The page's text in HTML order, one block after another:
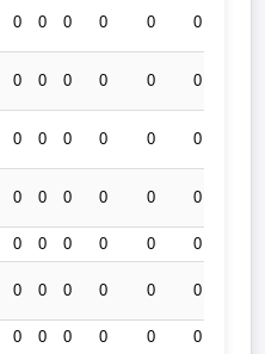
0 0 0 0 0 0
0 0 0 0 0 0
0 0 0 0 0 0
0 0 0 0 0 0
0 0 0 0 0 0
0 0 0 0 0 0
0 0 0 0 0 0